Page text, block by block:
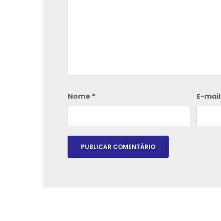
Nome * E-mail